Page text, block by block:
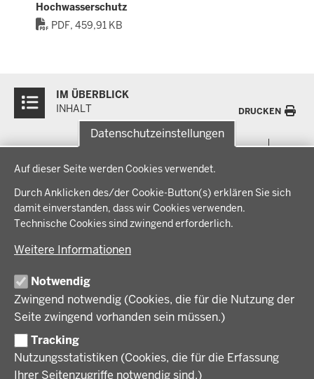
Datenschutzeinstellungen
Auf dieser Seite werden Cookies verwendet.
Durch Anklicken des/der Cookie-Button(s) erklären Sie sich
damit einverstanden, dass wir Cookies verwenden.
Technische Cookies sind zwingend erforderlich.
Weitere Informationen
Notwendig
Zwingend notwendig (Cookies, die für die Nutzung der
Seite zwingend vorhanden sein müssen.)
Tracking
Nutzungsstatistiken (Cookies, die für die Erfassung
Ihrer Seitenzugriffe notwendig sind.)
Hochwasserschutz
PDF, 459,91 KB
Inhalte
IM ÜBERBLICK
INHALT
DRUCKEN
der
Fußzeile
THEMEN
Bauen, Planen und Verkehr
Bildung, Schule und Sport
Regionalplanung und Regionalrat
Wirtschaft, Kultur und Kommunales
IM FOKUS
Energiewende AG
Zusammenarbeit mit den Niederlanden
BEZIRKSREGIERUNG
Regierungsbezirk Münster
Geschichte und Gegenwart
Behördenleitung
Förderlotsinnen und Förderlotsen
KARRIERE UND AUSBILDUNG
Stellenangebote
Ausbildung
Volljurist:in
VERFAHREN UND BEKANNTMACHUNGEN